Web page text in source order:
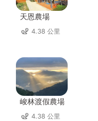
天恩農場
4.38 公里
峻林渡假農場
4.38 公里